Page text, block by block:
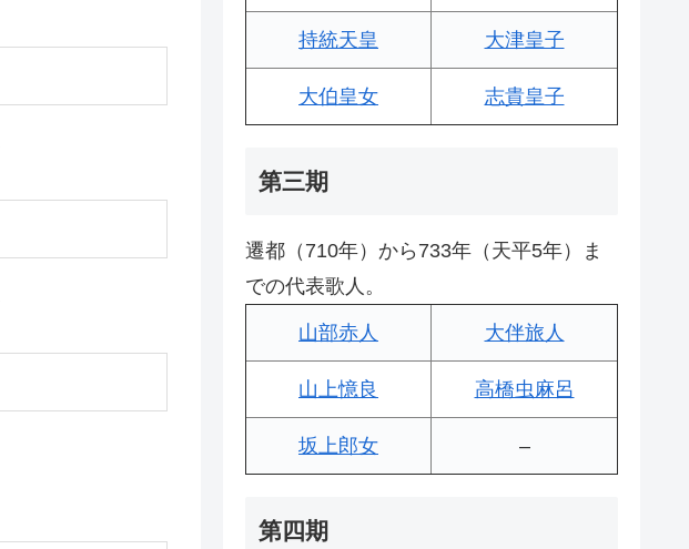
持統天皇 大津皇子
大伯皇女 志貴皇子
第三期
遷都（710年）から733年（天平5年）ま
での代表歌人。
山部赤人 大伴旅人
山上憶良 高橋虫麻呂
坂上郎女 –
第四期